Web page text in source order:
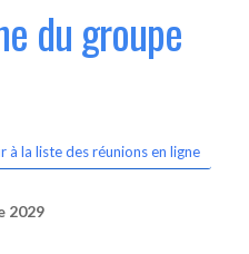
du groupe
à la liste des réunions en ligne
2029